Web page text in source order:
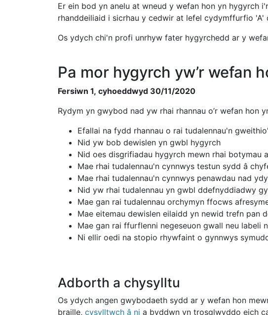
Er ein bod yn anelu at wneud y wefan hon yn
rhanddeiliaid i sicrhau y cedwir at lefel cydymffurfio 'A'
Os ydych chi'n profi unrhyw fater hygyrchedd ar y
Pa mor hygyrch yw’r wefan
Fersiwn 1, cyhoeddwyd 30/11/2020
Rydym yn gwybod nad yw rhai rhannau o’r wefan hon
Efallai na fydd rhannau o rai tudalennau'n
Nid yw bob dewislen yn gwbl hygyrch
Nid oes disgrifiadau hygyrch mewn rhai botymau
Mae rhai tudalennau'n cynnwys testun sydd â
Mae rhai tudalennau'n cynnwys penawdau nad
Nid yw rhai tudalennau yn gwbl ddefnyddiadwy
Mae gan rai tudalennau orchymyn ffocws
Mae eitemau dewislen eilaidd yn newid trefn pan
Mae gan rai ffurflenni negeseuon gwall neu labeli
Ni ellir oedi na stopio rhywfaint o gynnwys
Adborth a chysylltu
Os ydych angen gwybodaeth sydd ar y wefan hon
braille, cysylltwch â ni a byddwn yn trosglwyddo eich